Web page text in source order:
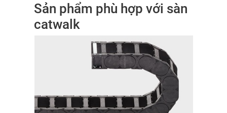
Sản phẩm phù hợp với sàn
catwalk